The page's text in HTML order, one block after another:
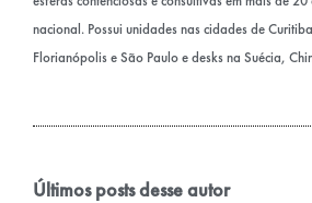
nacional. Possui unidades nas cidades de
Florianópolis e São Paulo e desks na Suécia,
Últimos posts desse autor